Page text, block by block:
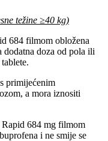
težine ≥40 kg)
684 filmom obložena
dodatna doza od pola ili
primijećenim
a mora iznositi
684 mg filmom
i ne smije se